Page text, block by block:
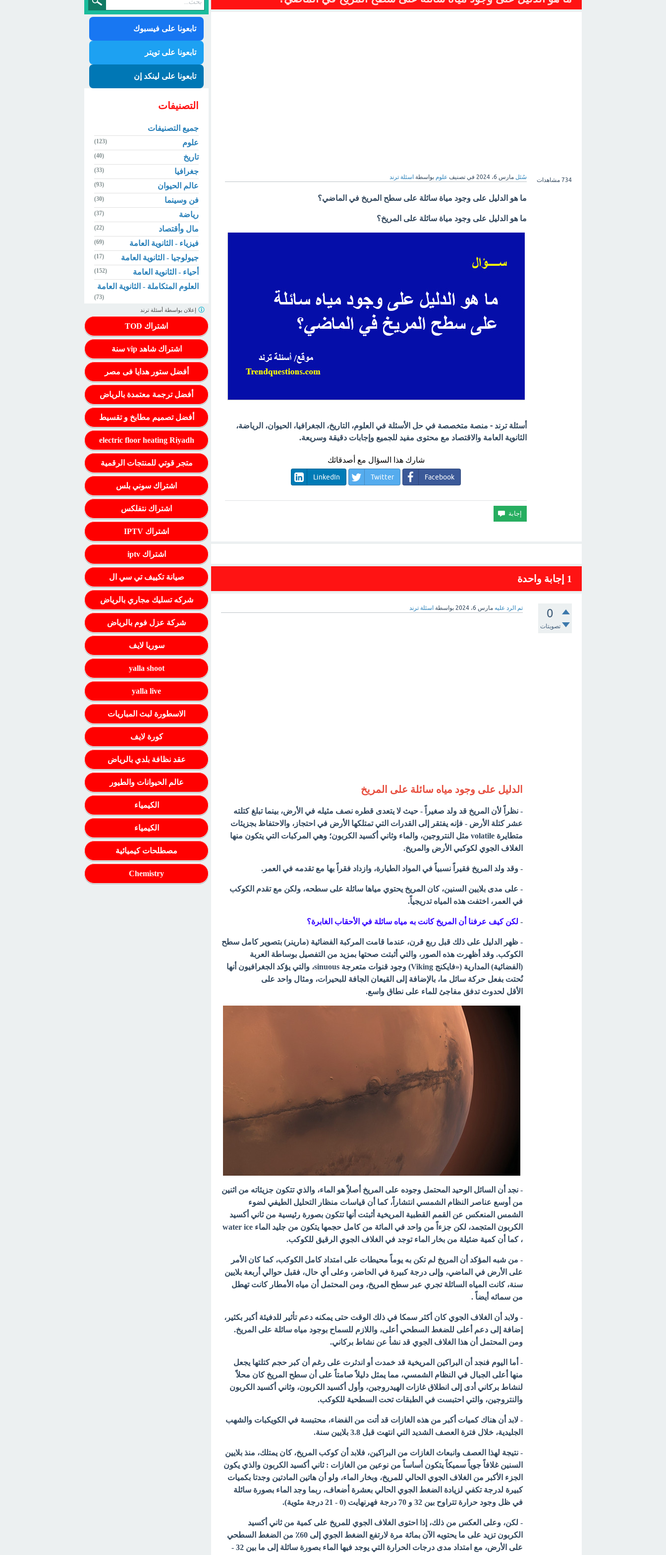
734 مشاهدات سُئل مارس 6، 2024 في تصنيف علوم بواسطة اسئلة ترند
ما هو الدليل على وجود مياة سائلة على سطح المريخ في الماضي؟
ما هو الدليل على وجود مياة سائلة على المريخ؟
أسئلة ترند - منصة متخصصة في حل الأسئلة في العلوم، التاريخ، الجغرافيا، الحيوان، الرياضة،
الثانوية العامة والاقتصاد مع محتوى مفيد للجميع وإجابات دقيقة وسريعة.
شارك هذا السؤال مع أصدقائك
Facebook
Twitter
LinkedIn
1 إجابة واحدة
0
تصويتات
تم الرد عليه مارس 6، 2024 بواسطة اسئلة ترند
الدليل على وجود مياه سائلة على المريخ
- نظراً لأن المريخ قد ولد صغيراً - حيث لا يتعدى قطره نصف مثيله في الأرض، بينما تبلغ كتلته
عشر كتلة الأرض - فإنه يفتقر إلى القدرات التي تمتلكها الأرض في احتجاز، والاحتفاظ بجزيئات
متطايرة volatile مثل النتروجين، والماء وثاني أكسيد الكربون؛ وهي المركبات التي يتكون منها
الغلاف الجوي لكوكبي الأرض والمريخ.
- وقد ولد المريخ فقيراً نسبياً في المواد الطيارة، وازداد فقراً بها مع تقدمه في العمر.
- على مدى بلايين السنين، كان المريخ يحتوي مياها سائلة على سطحه، ولكن مع تقدم الكوكب
في العمر، اختفت هذه المياه تدريجياً.
- لكن كيف عرفنا أن المريخ كانت به مياه سائلة في الأحقاب الغابرة؟
- ظهر الدليل على ذلك قبل ربع قرن، عندما قامت المركبة الفضائية (مارينر) بتصوير كامل سطح
الكوكب. وقد أظهرت هذه الصور، والتي أثبتت صحتها بمزيد من التفصيل بوساطة العربة
(الفضائية) المدارية («فايكنج Viking) وجود قنوات متعرجة sinuous، والتي يؤكد الجغرافيون أنها
نُحتت بفعل حركة سائل ما، بالإضافة إلى القيعان الجافة للبحيرات، ومثال واحد على
الأقل لحدوث تدفق مفاجئ للماء على نطاق واسع.
- نجد أن السائل الوحيد المحتمل وجوده على المريخ أصلاًِ هو الماء، والذيتتكون جزيئاته من اثنين
من أوسع عناصر النظام الشمسي انتشاراً، كما أن قياسات منظار التحليل الطيفي لضوء
الشمس المنعكس عن القمم القطبية المريخية أثبتت أنها تتكون بصورة رئيسية من ثاني أكسيد
الكربون المتجمد، لكن جزءاً من واحد في المائة من كامل حجمها يتكون من جليد الماء water ice
، كما أن كمية ضئيلة من بخار الماء توجد في الغلاف الجوي الرقيق للكوكب.
- من شبه المؤكد أن المريخ لم تكن به يوماً محيطات على امتداد كامل الكوكب، كما كان الأمر
على الأرض في الماضي، وإلى درجة كبيرة في الحاضر، وعلى أي حال، فقبل حوالي أربعة بلايين
سنة، كانت المياه السائلة تجري عبر سطح المريخ، ومن المحتمل أن مياه الأمطار كانت تهطل
من سمائه أيضاً .
- ولابد أن الغلاف الجوي كان أكثر سمكا في ذلك الوقت حتى يمكنه دعم تأثير للدفيئة أكبر بكثير،
إضافة إلى دعم أعلى للضغط السطحي أعلى، واللازم للسماح بوجود مياه سائلة على المريخ.
ومن المحتمل أن هذا الغلاف الجوي قد نشأ عن نشاط بركاني.
- أما اليومفنجد أن البراكين المريخية قد خمدت أو اندثرت على رغم أن كبر حجم كتلتها يجعل
منها أعلى الجبال في النظام الشمسي، مما يمثل دليلاً صامتاً على أن سطح المريخ كان محلاً
لنشاط بركاني أدى إلى انطلاق غازات الهيدروجين، وأول أكسيد الكربون، وثاني أكسيد الكربون
والنتروجين، والتي احتبست في الطبقاتتحت السطحية للكوكب.
- لابد أن هناك كميات أكبر من هذه الغازات قد أتت من الفضاء، محتبسة في الكويكبات والشهب
الجليدية، خلال فترة العصف الشديد التي انتهت قبل 3.8 بلايين سنة.
- نتيجة لهذا العصف وانبعاث الغازات من البراكين، فلابد أن كوكب المريخ، كان يمتلك، منذ بلايين
السنين غلافاً جوياً سميكاً يتكون أساساً من نوعين من الغازات : ثاني أكسيد الكربون والذي يكون
الجزء الأكبر من الغلاف الجوي الحالي للمريخ، وبخار الماء، ولو أن هاتين المادتين وجدتا بكميات
كبيرة لدرجة تكفي لزيادة الضغط الجوي الحالي بعشرة أضعاف، ربما وجد الماء بصورة سائلة
في ظل وجود حرارة تتراوح بين 32 و 70 درجة فهرنهايت (0 - 21 درجة مئوية).
- لكن، وعلى العكس من ذلك، إذا احتوى الغلاف الجوي للمريخ على كمية من ثاني أكسيد
الكربون تزيد على ما يحتويه الآن بمائة مرة لارتفع الضغط الجوي إلى 60٪ من الضغط السطحي
على الأرض، مع امتداد مدى درجات الحرارة التي يوجد فيها الماء بصورة سائلة إلى ما بين 32 -
تابعونا على فيسبوك
تابعونا على تويتر
تابعونا على لينكد إن
التصنيفات
جميع التصنيفات
علوم
(123)
تاريخ (40)
جغرافيا (33)
عالم الحيوان (93)
فن وسينما (30)
رياضة (37)
مال وأقتصاد (22)
فيزياء - الثانوية العامة (69)
جيولوجيا - الثانوية العامة (17)
أحياء - الثانوية العامة (152)
العلوم المتكاملة - الثانوية العامة
(73)
اشتراك TOD
اشتراك شاهد vip سنة
أفضل ستور هدايا فى مصر
أفضل ترجمة معتمدة بالرياض
أفضل تصميم مطابخ و تقسيط
electric floor heating Riyadh
متجر قوتي للمنتجات الرقمية
اشتراك سوني بلس
اشتراك نتفلكس
اشتراك IPTV
اشتراك iptv
صيانة تكييف تي سي ال
شركه تسليك مجاري بالرياض
شركة عزل فوم بالرياض
سوريا لايف
yalla shoot
yalla live
الاسطورة لبث المباريات
كورة لايف
عقد نظافة بلدي بالرياض
عالم الحيوانات والطيور
الكيمياء
الكيمياء
مصطلحات كيميائية
Chemistry
إعلان بواسطةأسئلة ترند